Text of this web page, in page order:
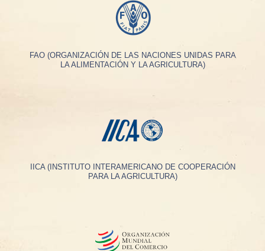
FAO (ORGANIZACIÓN DE LAS NACIONES UNIDAS PARA
LA ALIMENTACIÓN Y LA AGRICULTURA)
IICA (INSTITUTO INTERAMERICANO DE COOPERACIÓN
PARA LA AGRICULTURA)